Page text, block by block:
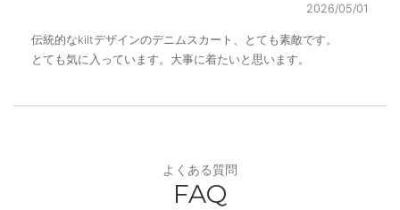
2026/05/01
伝統的なkiltデザインのデニムスカート、とても素敵です。
とても気に入っています。大事に着たいと思います。
よくある質問
FAQ